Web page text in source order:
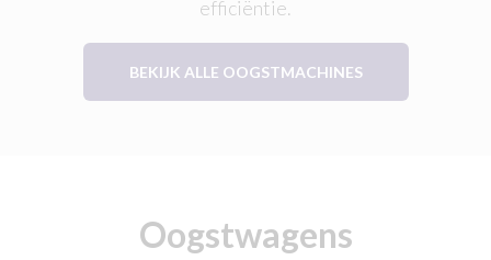
efficiëntie.
BEKIJK ALLE OOGSTMACHINES
Oogstwagens